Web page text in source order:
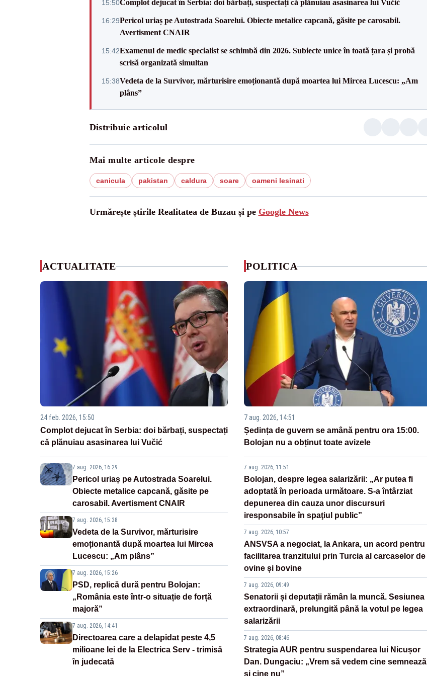
15:50Complot dejucat în Serbia: doi bărbați, suspectați că plănuiau asasinarea lui Vučić
16:29Pericol uriaș pe Autostrada Soarelui. Obiecte metalice capcană, găsite pe carosabil.
Avertisment CNAIR
15:42Examenul de medic specialist se schimbă din 2026. Subiecte unice în toată țara și probă
scrisă organizată simultan
15:38Vedeta de la Survivor, mărturisire emoționantă după moartea lui Mircea Lucescu: „Am
plâns”
Distribuie articolul
Mai multe articole despre
canicula pakistan caldura soare oameni lesinati
Urmărește știrile Realitatea de Buzau și pe Google News
ACTUALITATE
24 feb. 2026, 15:50
Complot dejucat în Serbia: doi bărbați, suspectați
că plănuiau asasinarea lui Vučić
7 aug. 2026, 16:29
Pericol uriaș pe Autostrada Soarelui.
Obiecte metalice capcană, găsite pe
carosabil. Avertisment CNAIR
7 aug. 2026, 15:38
Vedeta de la Survivor, mărturisire
emoționantă după moartea lui Mircea
Lucescu: „Am plâns”
7 aug. 2026, 15:26
PSD, replică dură pentru Bolojan:
„România este într-o situație de forță
majoră”
7 aug. 2026, 14:41
Directoarea care a delapidat peste 4,5
milioane lei de la Electrica Serv - trimisă
în judecată
POLITICA
7 aug. 2026, 14:51
Ședința de guvern se amână pentru ora 15:00.
Bolojan nu a obținut toate avizele
7 aug. 2026, 11:51
Bolojan, despre legea salarizării: „Ar putea fi
adoptată în perioada următoare. S-a întârziat
depunerea din cauza unor discursuri
iresponsabile în spaţiul public”
7 aug. 2026, 10:57
ANSVSA a negociat, la Ankara, un acord pentru
facilitarea tranzitului prin Turcia al carcaselor de
ovine și bovine
7 aug. 2026, 09:49
Senatorii și deputații rămân la muncă. Sesiunea
extraordinară, prelungită până la votul pe legea
salarizării
7 aug. 2026, 08:46
Strategia AUR pentru suspendarea lui Nicușor
Dan. Dungaciu: „Vrem să vedem cine semnează
și cine nu”